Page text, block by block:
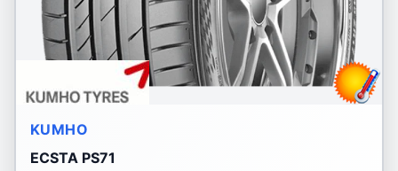
KUMHO
ECSTA PS71